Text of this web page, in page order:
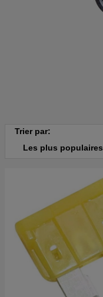
Trier par:
Les plus populaires